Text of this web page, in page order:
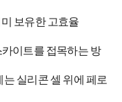
보유한 고효율
이트를 접목하는 방
실리콘 셀 위에 페로